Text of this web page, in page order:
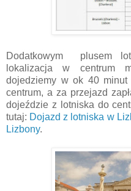
Dodatkowym plusem
lokalizacja w centrum
dojedziemy w ok 40 minut
centrum, a za przejazd
dojeździe z lotniska do
tutaj: Dojazd z lotniska w
Lizbony.